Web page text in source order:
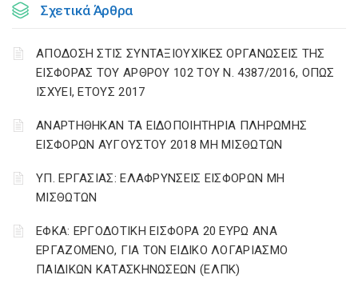
Σχετικά Άρθρα
ΑΠΟΔΟΣΗ ΣΤΙΣ ΣΥΝΤΑΞΙΟΥΧΙΚΕΣ ΟΡΓΑΝΩΣΕΙΣ ΤΗΣ
ΕΙΣΦΟΡΑΣ ΤΟΥ ΑΡΘΡΟΥ 102 ΤΟΥ Ν. 4387/2016, ΟΠΩΣ
ΙΣΧΥΕΙ, ΕΤΟΥΣ 2017
ΑΝΑΡΤΗΘΗΚΑΝ ΤΑ ΕΙΔΟΠΟΙΗΤΗΡΙΑ ΠΛΗΡΩΜΗΣ
ΕΙΣΦΟΡΩΝ ΑΥΓΟΥΣΤΟΥ 2018 ΜΗ ΜΙΣΘΩΤΩΝ
ΥΠ. ΕΡΓΑΣΙΑΣ: ΕΛΑΦΡΥΝΣΕΙΣ ΕΙΣΦΟΡΩΝ ΜΗ
ΜΙΣΘΩΤΩΝ
ΕΦΚΑ: ΕΡΓΟΔΟΤΙΚΗ ΕΙΣΦΟΡΑ 20 ΕΥΡΩ ΑΝΑ
ΕΡΓΑΖΟΜΕΝΟ, ΓΙΑ ΤΟΝ ΕΙΔΙΚΟ ΛΟΓΑΡΙΑΣΜΟ
ΠΑΙΔΙΚΩΝ ΚΑΤΑΣΚΗΝΩΣΕΩΝ (ΕΛΠΚ)